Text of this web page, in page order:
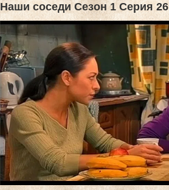
Наши соседи Сезон 1 Серия 26